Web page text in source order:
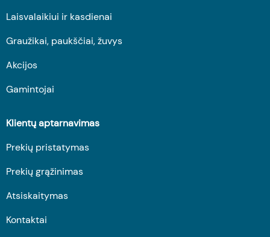
Laisvalaikiui ir kasdienai
Graužikai, paukščiai, žuvys
Akcijos
Gamintojai
Klientų aptarnavimas
Prekių pristatymas
Prekių grąžinimas
Atsiskaitymas
Kontaktai